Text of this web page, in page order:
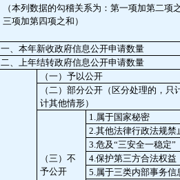
（本列数据的勾稽关系为：第一项加第二项
三项加第四项之和）
一、本年新收政府信息公开申请数量
二、上年结转政府信息公开申请数量
（一）予以公开
（二）部分公开（区分处理的，只
计其他情形）
（三）不
予公开
1.属于国家秘密
2.其他法律行政法规禁
3.危及“三安全一稳定”
4.保护第三方合法权益
5.属于三类内部事务信